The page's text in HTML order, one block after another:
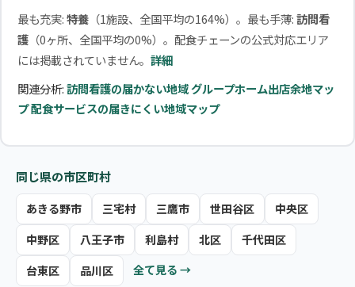
最も充実:特養（1施設、全国平均の164%）。最も手薄:訪問看
護（0ヶ所、全国平均の0%）。配食チェーンの公式対応エリア
には掲載されていません。 詳細
関連分析:訪問看護の届かない地域グループホーム出店余地マッ
プ配食サービスの届きにくい地域マップ
同じ県の市区町村
あきる野市 三宅村 三鷹市 世田谷区
中央区
中野区
八王子市 利島村 北区
千代田区
台東区
品川区 全て見る →